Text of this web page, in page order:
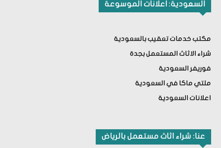
السعودية: اعلانات الموسوعة
مكتب خدمات تعقيب بالسعودية
شراء الاثاث المستعمل بجدة
فوريفر السعودية
ملتي ماكا في السعودية
اعلانات السعودية
عنا: شراء اثاث مستعمل بالرياض